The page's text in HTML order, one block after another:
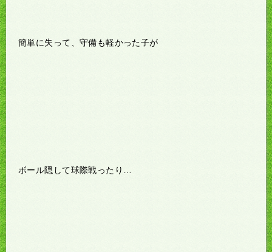
簡単に失って、守備も軽かった子が
ボール隠して球際戦ったり…